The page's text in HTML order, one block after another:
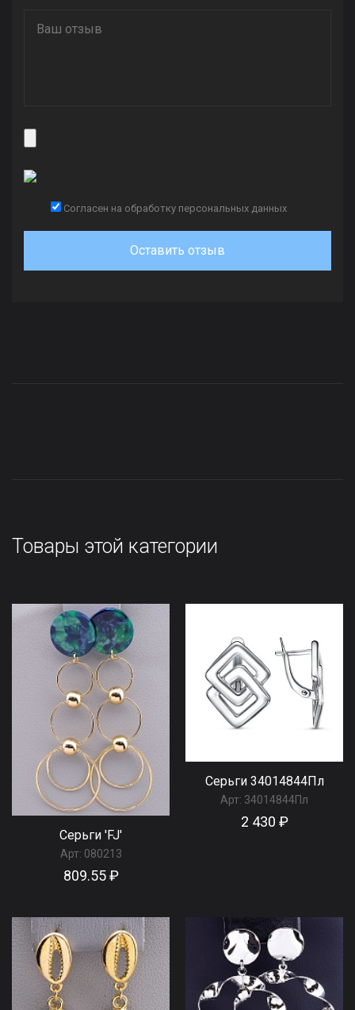
Согласен на обработку персональных данных
Оставить отзыв
Товары этой категории
Серьги 'FJ'
Арт: 080213
809.55 ₽
Серьги 34014844Пл
Арт: 34014844Пл
2 430 ₽